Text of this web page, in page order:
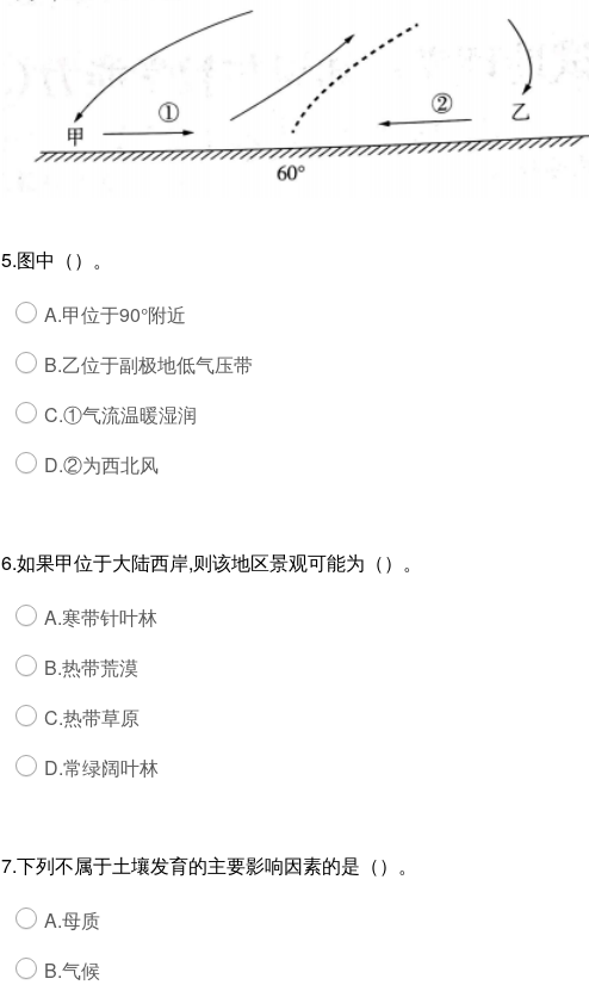
5.图中（）。
A.甲位于90°附近
B.乙位于副极地低气压带
C.①气流温暖湿润
D.②为西北风
6.如果甲位于大陆西岸,则该地区景观可能为（）。
A.寒带针叶林
B.热带荒漠
C.热带草原
D.常绿阔叶林
7.下列不属于土壤发育的主要影响因素的是（）。
A.母质
B.气候